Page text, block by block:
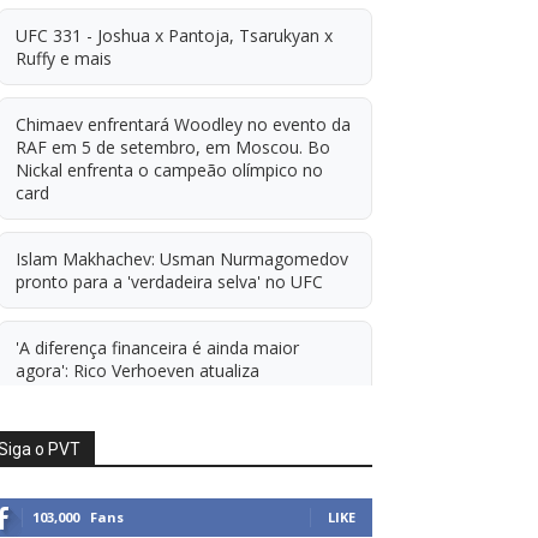
UFC 331 - Joshua x Pantoja, Tsarukyan x
Ruffy e mais
Chimaev enfrentará Woodley no evento da
RAF em 5 de setembro, em Moscou. Bo
Nickal enfrenta o campeão olímpico no
card
Islam Makhachev: Usman Nurmagomedov
pronto para a 'verdadeira selva' no UFC
'A diferença financeira é ainda maior
agora': Rico Verhoeven atualiza
para Michael Morales simplesmente ficar
sentado esperando. E ainda cutuca Prates
o PVT
103,000 Fans LIKE